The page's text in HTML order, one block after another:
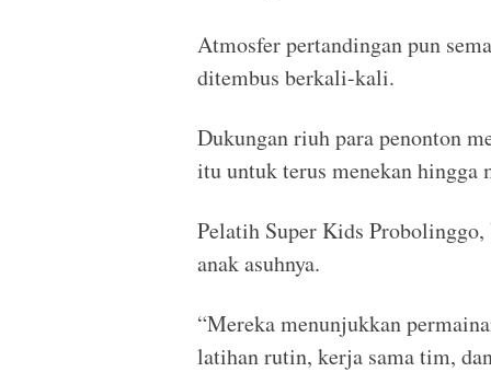
Atmosfer pertandingan pun
ditembus berkali-kali.
Dukungan riuh para penonton
itu untuk terus menekan hingga
Pelatih Super Kids Probolinggo,
anak asuhnya.
“Mereka menunjukkan
latihan rutin, kerja sama tim,